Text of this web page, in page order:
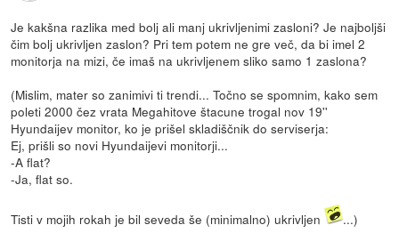
Je kakšna razlika med bolj ali manj ukrivljenimi zasloni? Je najboljši
čim bolj ukrivljen zaslon? Pri tem potem ne gre več, da bi imel 2
monitorja na mizi, če imaš na ukrivljenem sliko samo 1 zaslona?
(Mislim, mater so zanimivi ti trendi... Točno se spomnim, kako sem
poleti 2000 čez vrata Megahitove štacune trogal nov 19''
Hyundaijev monitor, ko je prišel skladiščnik do serviserja:
Ej, prišli so novi Hyundaijevi monitorji...
-A flat?
-Ja, flat so.
Tisti v mojih rokah je bil seveda še (minimalno) ukrivljen ...)